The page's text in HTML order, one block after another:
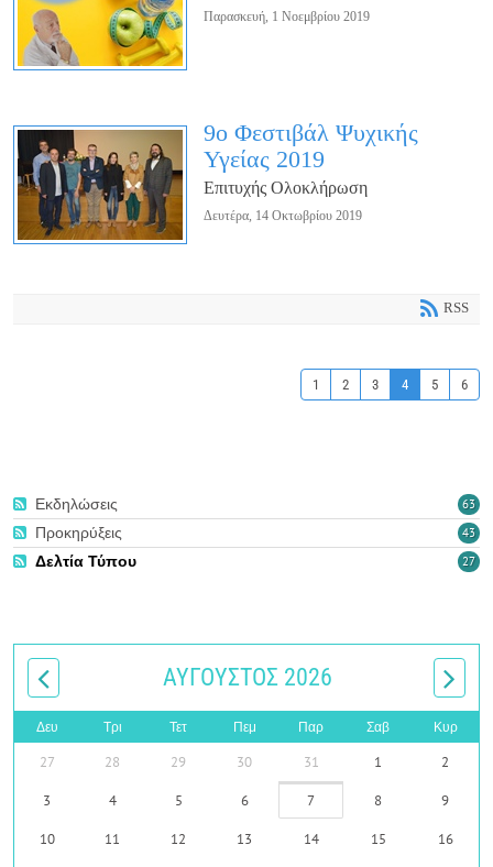
Παρασκευή, 1 Νοεμβρίου 2019
9o Φεστιβάλ Ψυχικής
Υγείας 2019
Επιτυχής Ολοκλήρωση
Δευτέρα, 14 Οκτωβρίου 2019
RSS
1 2 3 4 5 6
63
Εκδηλώσεις
43
Προκηρύξεις
27
Δελτία Τύπου
ΑΎΓΟΥΣΤΟΣ 2026
Δευ Τρι Τετ Πεμ Παρ Σαβ Κυρ
27 28 29 30 31 1 2
3 4 5 6 7 8 9
10 11 12 13 14 15 16